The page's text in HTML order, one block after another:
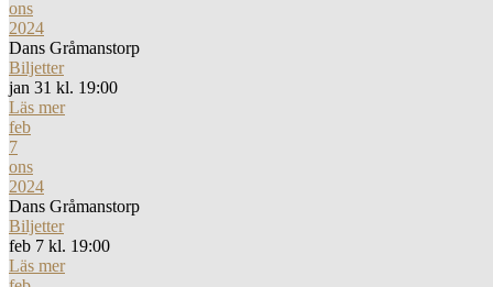
ons
2024
Dans Gråmanstorp
Biljetter
jan 31 kl. 19:00
Läs mer
feb
7
ons
2024
Dans Gråmanstorp
Biljetter
feb 7 kl. 19:00
Läs mer